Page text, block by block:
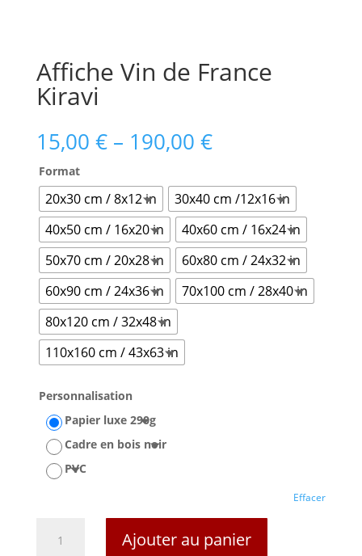
Affiche Vin de France
Kiravi
15,00 €– 190,00 €
Format
20x30 cm / 8x12 in
30x40 cm /12x16 in
40x50 cm / 16x20 in
40x60 cm / 16x24 in
50x70 cm / 20x28 in
60x80 cm / 24x32 in
60x90 cm / 24x36 in
70x100 cm / 28x40 in
80x120 cm / 32x48 in
110x160 cm / 43x63 in
Personnalisation
Papier luxe 290g
Cadre en bois noir
PVC
Effacer
Ajouter au panier